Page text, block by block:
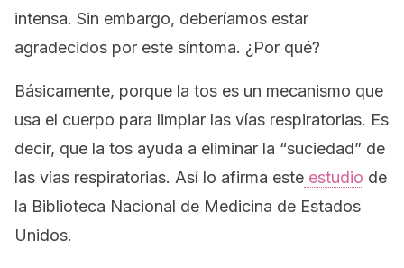
intensa. Sin embargo, deberíamos estar
agradecidos por este síntoma. ¿Por qué?
Básicamente, porque la tos es un mecanismo que
usa el cuerpo para limpiar las vías respiratorias. Es
decir, que la tos ayuda a eliminar la “suciedad” de
las vías respiratorias. Así lo afirma este estudio de
la Biblioteca Nacional de Medicina de Estados
Unidos.